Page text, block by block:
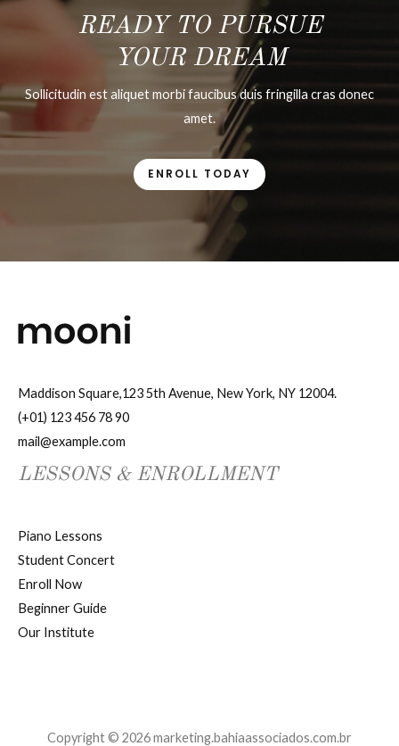
READY TO PURSUE
YOUR DREAM
Sollicitudin est aliquet morbi faucibus duis fringilla cras donec
amet.
ENROLL TODAY
Maddison Square,123 5th Avenue, New York, NY 12004.
(+01) 123 456 78 90
mail@example.com
LESSONS & ENROLLMENT
Piano Lessons
Student Concert
Enroll Now
Beginner Guide
Our Institute
Copyright © 2026 marketing.bahiaassociados.com.br